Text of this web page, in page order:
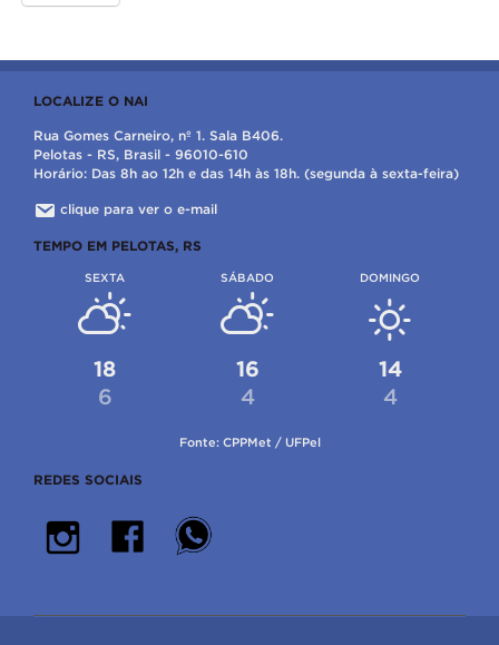
LOCALIZE O NAI
Rua Gomes Carneiro, nº 1. Sala B406.
Pelotas - RS, Brasil - 96010-610
Horário: Das 8h ao 12h e das 14h às 18h. (segunda à sexta-feira)
clique para ver o e-mail
TEMPO EM PELOTAS, RS
SEXTA
18
6
SÁBADO
16
4
DOMINGO
14
4
Fonte: CPPMet / UFPel
REDES SOCIAIS